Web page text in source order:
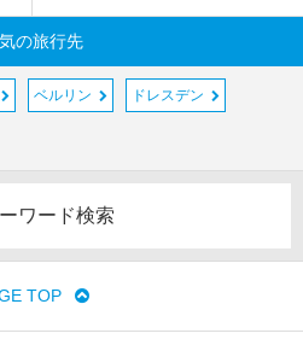
の旅行先
ベルリン ドレスデン
ワード検索
TOP